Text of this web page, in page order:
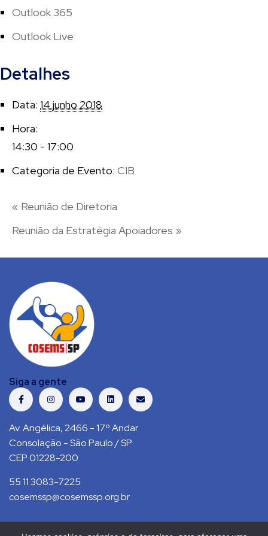
Outlook 365
Outlook Live
Detalhes
Data: 14 junho 2018
Hora:
14:30 - 17:00
Categoria de Evento: CIB
« Reunião de Diretoria
Reunião da Estratégia Apoiadores »
Siga a gente
Av. Angélica, 2466 - 17º Andar
Consolação - São Paulo / SP
CEP 01228-200
55 11 3083-7225
cosemssp@cosemssp.org.br